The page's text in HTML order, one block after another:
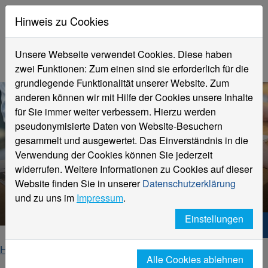
Veranstaltungsdetails
Hochschule Niederrhein. Dein Weg.
Home
Veranstaltungen
Hinweis zu Cookies
Unsere Webseite verwendet Cookies. Diese haben
zwei Funktionen: Zum einen sind sie erforderlich für die
grundlegende Funktionalität unserer Website. Zum
anderen können wir mit Hilfe der Cookies unsere Inhalte
für Sie immer weiter verbessern. Hierzu werden
pseudonymisierte Daten von Website-Besuchern
gesammelt und ausgewertet. Das Einverständnis in die
Verwendung der Cookies können Sie jederzeit
widerrufen. Weitere Informationen zu Cookies auf dieser
Website finden Sie in unsererDatenschutzerklärung
und zu uns im Impressum.
Einstellungen
Alle Cookies ablehnen